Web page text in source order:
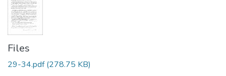
Files
29-34.pdf(278.75 KB)